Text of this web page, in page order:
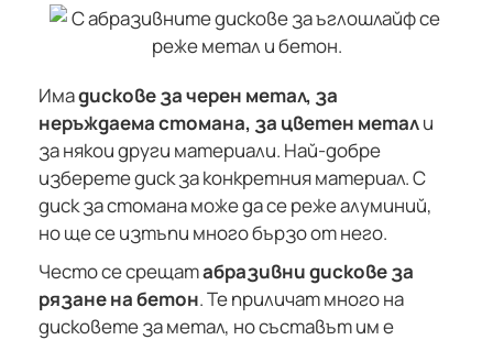
Имадискове за черен метал, за
неръждаема стомана, за цветен метали
за някои други материали. Най-добре
изберете диск за конкретния материал. С
диск за стомана може да се реже алуминий,
но ще се изтъпи много бързо от него.
Често се срещатабразивни дискове за
рязане на бетон. Те приличат много на
дисковете за метал, но съставът им е